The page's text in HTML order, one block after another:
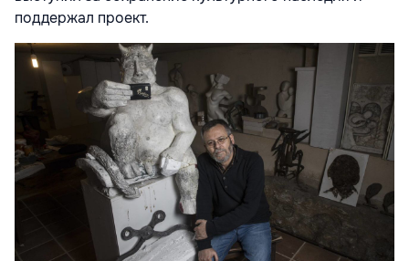
поддержал проект.